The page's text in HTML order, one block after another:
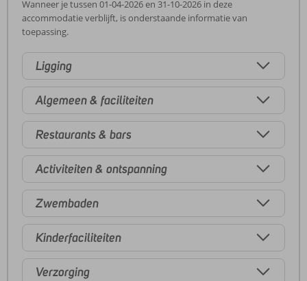
Wanneer je tussen 01-04-2026 en 31-10-2026 in deze
accommodatie verblijft, is onderstaande informatie van
toepassing.
Ligging
Algemeen & faciliteiten
Restaurants & bars
Activiteiten & ontspanning
Zwembaden
Kinderfaciliteiten
Verzorging